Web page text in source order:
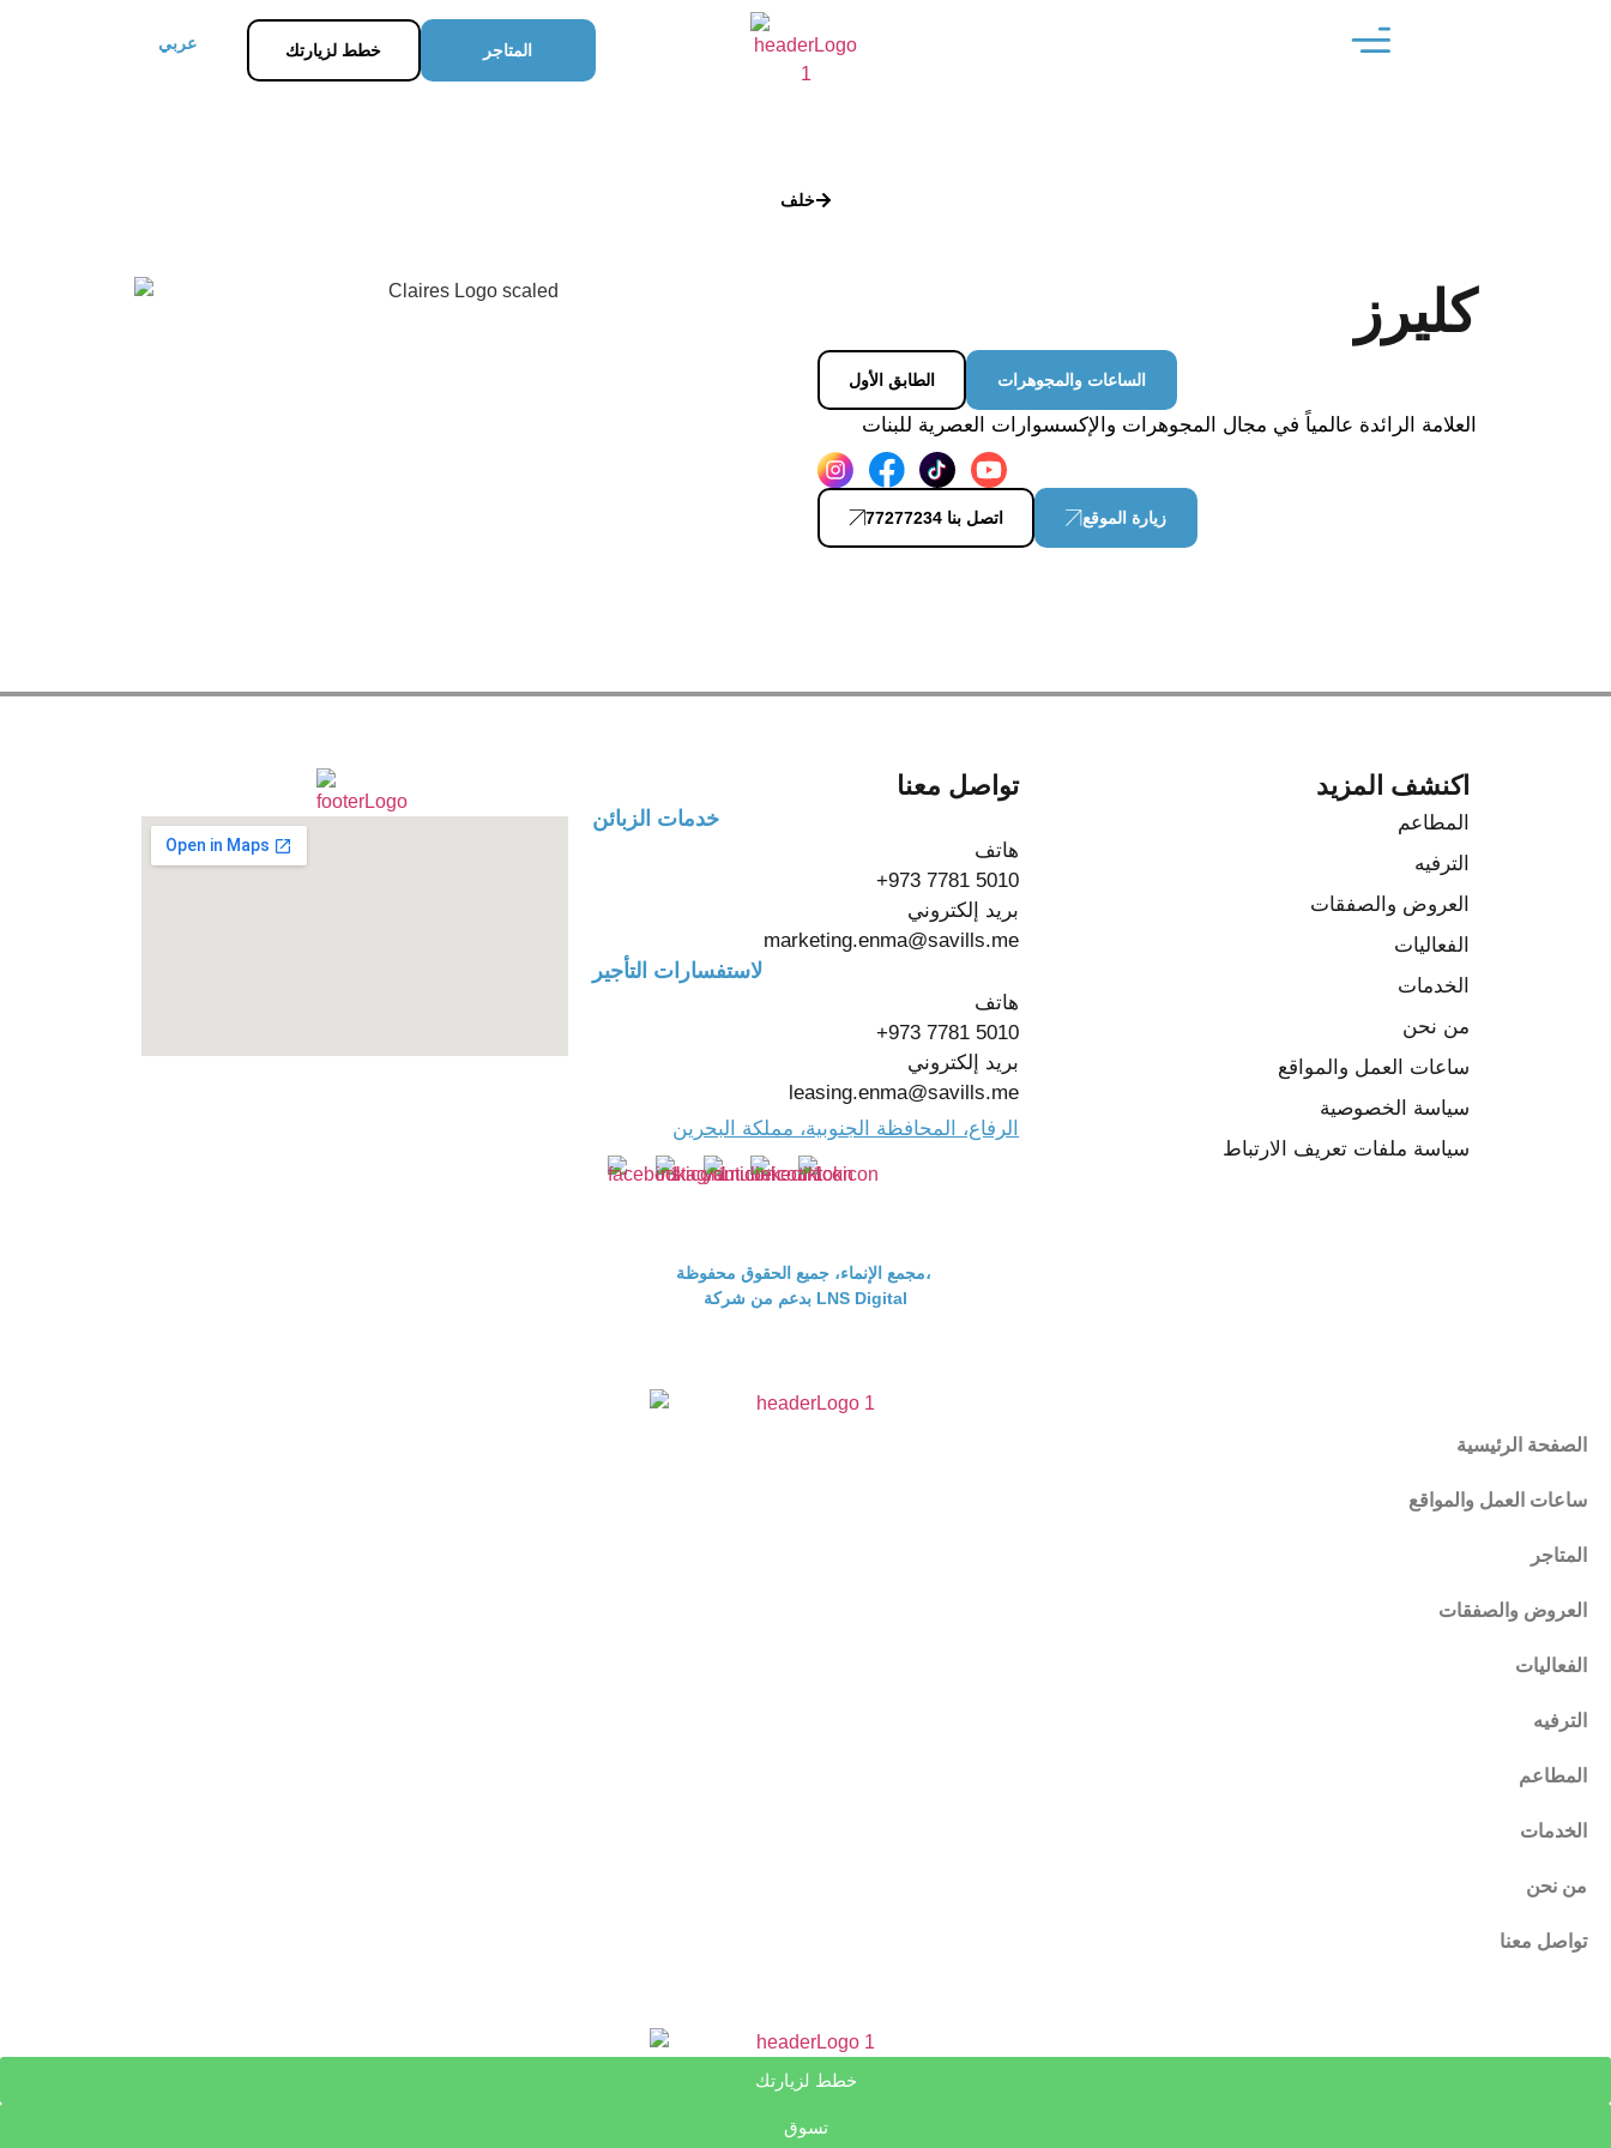
عربي خطط لزيارتك المتاجر
خلف
كليرز
الطابق الأول الساعات والمجوهرات
العلامة الرائدة عالمياً في مجال المجوهرات والإكسسوارات العصرية للبنات
اتصل بنا 77277234 زيارة الموقع
تواصل معنا
خدمات الزبائن
هاتف
+973 7781 5010
بريد إلكتروني
marketing.enma@savills.me
لاستفسارات التأجير
هاتف
+973 7781 5010
بريد إلكتروني
leasing.enma@savills.me
الرفاع، المحافظة الجنوبية، مملكة البحرين
اكنشف المزيد
المطاعم
الترفيه
العروض والصفقات
الفعاليات
الخدمات
من نحن
ساعات العمل والمواقع
سياسة الخصوصية
سياسة ملفات تعريف الارتباط
مجمع الإنماء، جميع الحقوق محفوظة،
بدعم من شركة LNS Digital
الصفحة الرئيسية
ساعات العمل والمواقع
المتاجر
العروض والصفقات
الفعاليات
الترفيه
المطاعم
الخدمات
من نحن
تواصل معنا
خطط لزيارتك
تسوق